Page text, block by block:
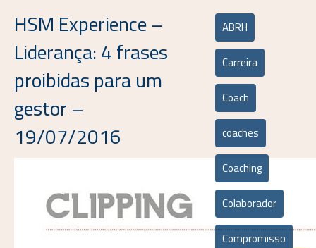
HSM Experience –
Liderança: 4 frases
proibidas para um
gestor –
19/07/2016
ABRH
Carreira
Coach
coaches
Coaching
Colaborador
Compromisso